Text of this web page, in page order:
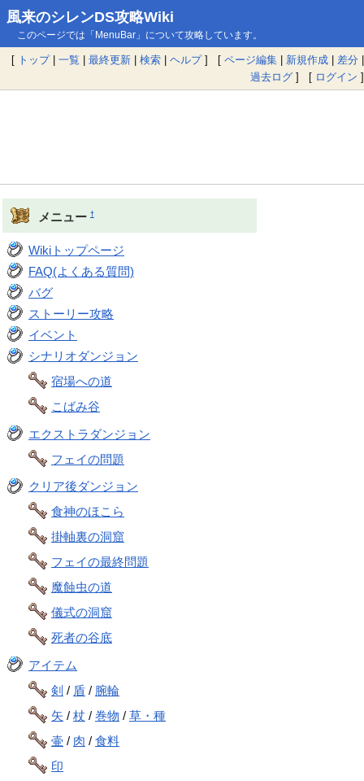
風来のシレンDS攻略Wiki
このページでは「MenuBar」について攻略しています。
[ トップ| 一覧 | 最終更新 | 検索 | ヘルプ] [ ページ編集 | 新規作成 | 差分 |
過去ログ ] [ ログイン ]
メニュー †
Wikiトップページ
FAQ(よくある質問)
バグ
ストーリー攻略
イベント
シナリオダンジョン
宿場への道
こばみ谷
エクストラダンジョン
フェイの問題
クリア後ダンジョン
食神のほこら
掛軸裏の洞窟
フェイの最終問題
魔蝕虫の道
儀式の洞窟
死者の谷底
アイテム
剣 / 盾 / 腕輪
矢 /杖 /巻物 /草・種
壷 / 肉 /食料
印